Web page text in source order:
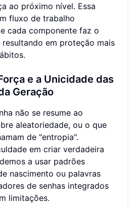
ao próximo nível. Essa
fluxo de trabalho
cada componente faz o
em proteção mais
e a Unicidade das
Geração
não se resume ao
aleatoriedade, ou o que
de "entropia".
em criar verdadeira
a usar padrões
nascimento ou palavras
de senhas integrados
limitações.